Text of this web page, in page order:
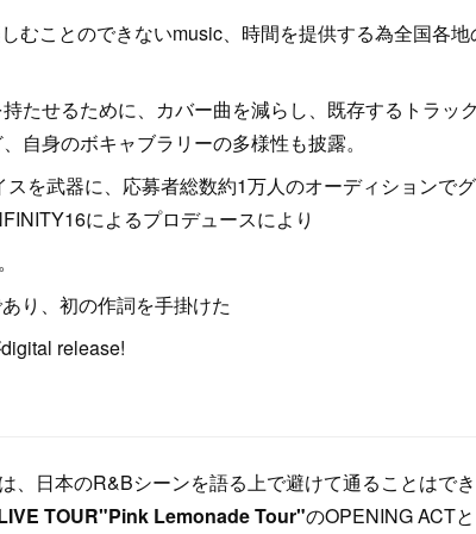
むことのできないmusic、時間を提供する為全国各
たせるために、カバー曲を減らし、既存するトラッ
自身のボキャブラリーの多様性も披露。
を武器に、応募者総数約1万人のオーディションでグ
によるプロデュースにより
り、初の作詞を手掛けた
release!
は、日本のR&Bシーンを語る上で避けて通ることはで
TOUR"Pink Lemonade Tour"のOPENING ACT